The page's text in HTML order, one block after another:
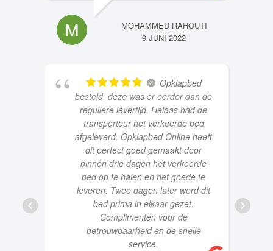
MOHAMMED RAHOUTI
9 JUNI 2022
Opklapbed
besteld, deze was er eerder dan de
reguliere levertijd. Helaas had de
transporteur het verkeerde bed
afgeleverd. Opklapbed Online heeft
dit perfect goed gemaakt door
binnen drie dagen het verkeerde
bed op te halen en het goede te
leveren. Twee dagen later werd dit
bed prima in elkaar gezet.
Complimenten voor de
betrouwbaarheid en de snelle
service.